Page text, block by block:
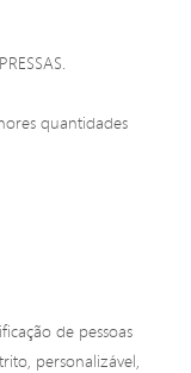
quantidades
de pessoas
personalizável,